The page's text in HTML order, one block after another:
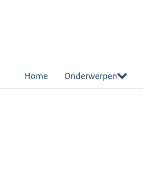
Home Onderwerpen